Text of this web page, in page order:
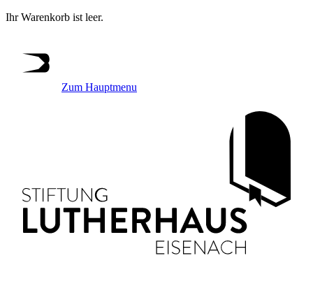
Ihr Warenkorb ist leer.
Zum Hauptmenu